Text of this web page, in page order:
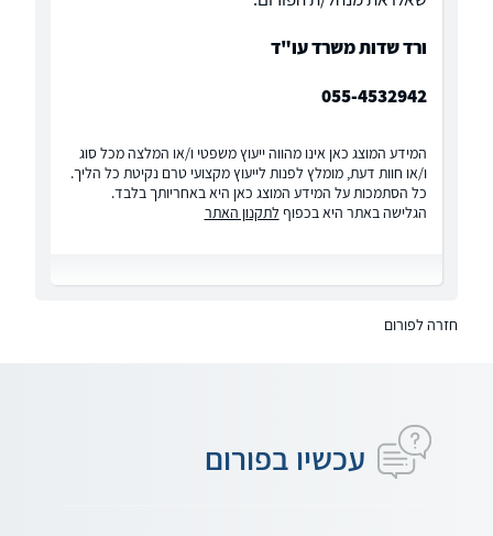
ורד שדות משרד עו"ד
055-4532942
המידע המוצג כאן אינו מהווה ייעוץ משפטי ו/או המלצה מכל סוג
ו/או חוות דעת, מומלץ לפנות לייעוץ מקצועי טרם נקיטת כל הליך.
כל הסתמכות על המידע המוצג כאן היא באחריותך בלבד.
הגלישה באתר היא בכפוף לתקנון האתר
חזרה לפורום
עכשיו בפורום